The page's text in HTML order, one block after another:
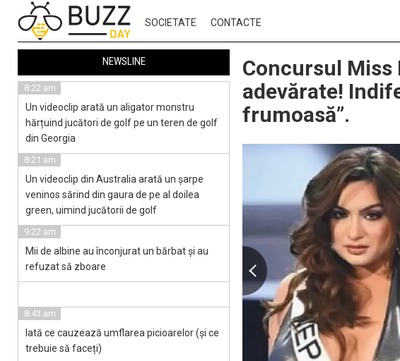
SOCIETATE CONTACTE
Concursul
adevărate!
frumoasă”.
NEWSLINE
8:22 am
Un videoclip arată un aligator monstru
hărțuind jucători de golf pe un teren de golf
din Georgia
8:21 am
Un videoclip din Australia arată un șarpe
veninos sărind din gaura de pe al doilea
green, uimind jucătorii de golf
9:22 am
Mii de albine au înconjurat un bărbat și au
refuzat să zboare
8:43 am
Iată ce cauzează umflarea picioarelor (și ce
trebuie să faceți)